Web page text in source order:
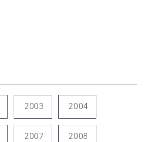
2003 2004
2007 2008